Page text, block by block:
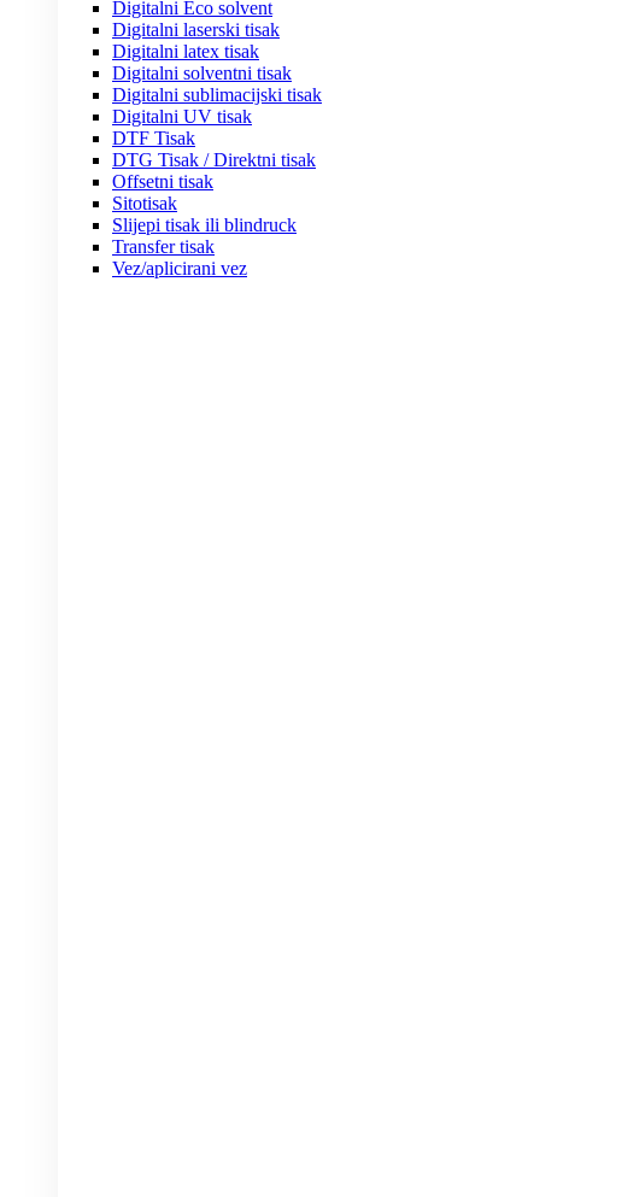
Digitalni Eco solvent
Digitalni laserski tisak
Digitalni latex tisak
Digitalni solventni tisak
Digitalni sublimacijski tisak
Digitalni UV tisak
DTF Tisak
DTG Tisak / Direktni tisak
Offsetni tisak
Sitotisak
Slijepi tisak ili blindruck
Transfer tisak
Vez/aplicirani vez